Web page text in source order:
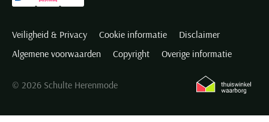
Veiligheid & Privacy Cookie informatie
Disclaimer
Algemene voorwaarden
Copyright Overige informatie
© 2026 Schulte Herenmode